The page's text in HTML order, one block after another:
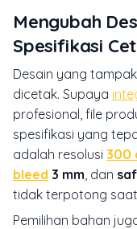
Mengubah
Spesifikasi
Desain yang
dicetak. Supaya
profesional, file
spesifikasi yang
adalah resolusi 300
bleed 3 mm, dan
tidak terpotong
Pemilihan bahan